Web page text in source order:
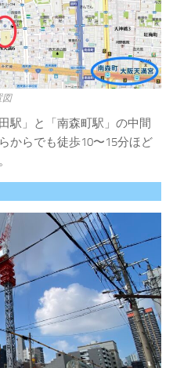
図
駅」と「南森町駅」の中間
からでも徒歩10〜15分ほど